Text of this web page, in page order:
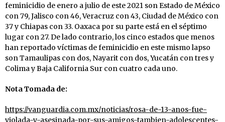
feminicidio de enero a julio de este 2021 son Estado de México
con 79, Jalisco con 46, Veracruz con 43, Ciudad de México con
37 y Chiapas con 33. Oaxaca por su parte está en el séptimo
lugar con 27. De lado contrario, los cinco estados que menos
han reportado víctimas de feminicidio en este mismo lapso
son Tamaulipas con dos, Nayarit con dos, Yucatán con tres y
Colima y Baja California Sur con cuatro cada uno.
Nota Tomada de:
https://vanguardia.com.mx/noticias/rosa-de-13-anos-fue-
violada-y-asesinada-por-sus-amigos-tambien-adolescentes-